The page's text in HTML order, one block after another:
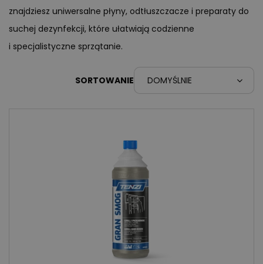
znajdziesz uniwersalne płyny, odtłuszczacze i preparaty do
suchej dezynfekcji, które ułatwiają codzienne
i specjalistyczne sprzątanie.
SORTOWANIE DOMYŚLNIE